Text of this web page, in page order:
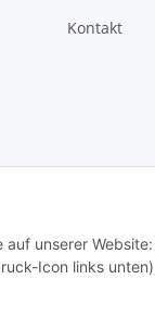
unserer Website:
Icon links
Kontakt